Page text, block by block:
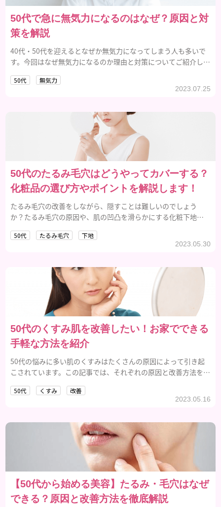
50代で急に無気力になるのはなぜ？原因と対
策を解説
40代・50代を迎えるとなぜか無気力になってしまう人も多いで
す。今回はなぜ無気力になるのか理由と対策についてご紹介しま
50代 無気力
2023.07.25
50代のたるみ毛穴はどうやってカバーする？
化粧品の選び方やポイントを解説します！
たるみ毛穴の改善をしながら、隠すことは難しいのでしょう
か？たるみ毛穴の原因や、肌の凹凸を滑らかにする化粧下地の
50代 たるみ毛穴 下地
2023.05.30
50代のくすみ肌を改善したい！お家でできる
手軽な方法を紹介
50代の悩みに多い肌のくすみはたくさんの原因によって引き起
こされています。この記事では、それぞれの原因と改善方法をま
50代 くすみ 改善
2023.05.16
【50代から始める美容】たるみ・毛穴はなぜ
できる？原因と改善方法を徹底解説